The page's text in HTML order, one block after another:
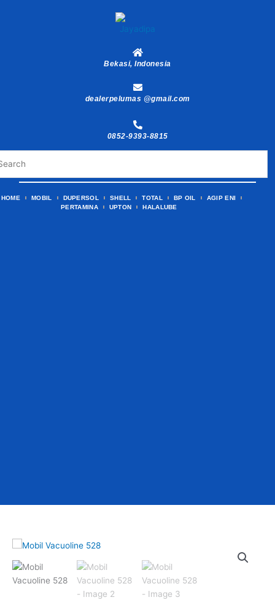
Bekasi, Indonesia
dealerpelumas @gmail.com
0852-9393-8815
HOME MOBIL DUPERSOL SHELL TOTAL BP OIL
AGIP ENI
PERTAMINA
UPTON HALALUBE